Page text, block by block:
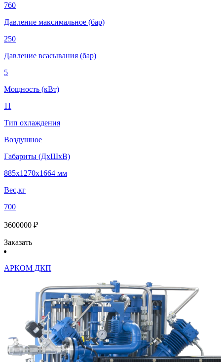
760
Давление максимальное (бар)
250
Давление всасывания (бар)
5
Мощность (кВт)
11
Тип охлаждения
Воздушное
Габариты (ДхШхВ)
885x1270x1664 мм
Вес,кг
700
3600000 ₽
Заказать
АРКОМ ДКП